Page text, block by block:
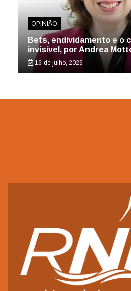
OPINIÃO
Bets, endividamento e o
invisível, por Andrea
16 de julho, 2026